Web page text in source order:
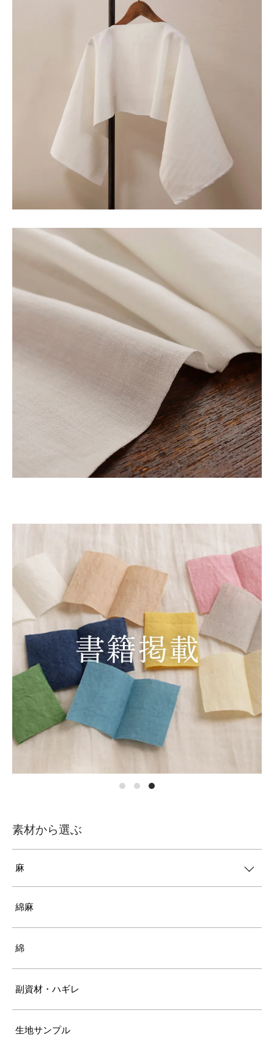
素材から選ぶ
麻
綿麻
綿
副資材・ハギレ
生地サンプル